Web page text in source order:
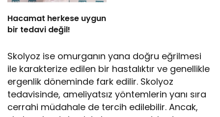
Hacamat herkese uygun
bir tedavi değil!
Skolyoz ise omurganın yana doğru eğrilmesi
ile karakterize edilen bir hastalıktır ve genellikle
ergenlik döneminde fark edilir. Skolyoz
tedavisinde, ameliyatsız yöntemlerin yanı sıra
cerrahi müdahale de tercih edilebilir. Ancak,